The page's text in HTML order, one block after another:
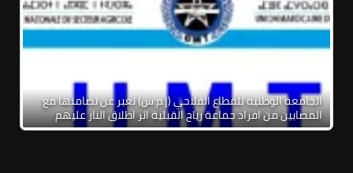
الجامعة الوطنية للقطاع الفلاحي (إ.م.ش) تعبر عن تضامنها مع
المصابين من افراد جماعة رياح القبلية اثر اطلاق النار عليهم